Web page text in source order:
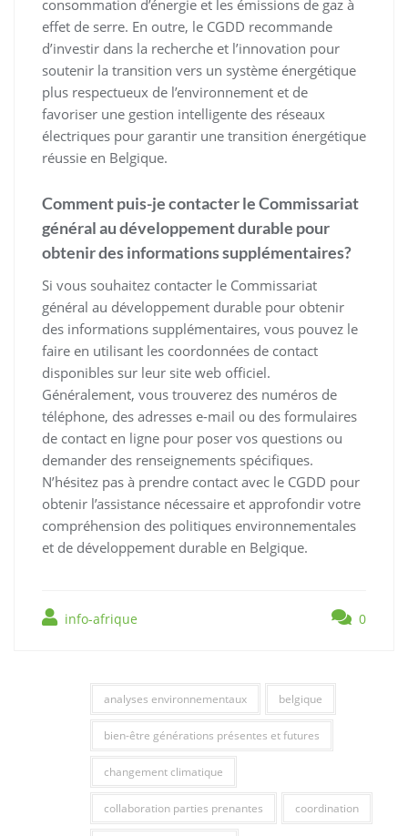
consommation d’énergie et les émissions de gaz à
effet de serre. En outre, le CGDD recommande
d’investir dans la recherche et l’innovation pour
soutenir la transition vers un système énergétique
plus respectueux de l’environnement et de
favoriser une gestion intelligente des réseaux
électriques pour garantir une transition énergétique
réussie en Belgique.
Comment puis-je contacter le Commissariat
général au développement durable pour
obtenir des informations supplémentaires?
Si vous souhaitez contacter le Commissariat
général au développement durable pour obtenir
des informations supplémentaires, vous pouvez le
faire en utilisant les coordonnées de contact
disponibles sur leur site web officiel.
Généralement, vous trouverez des numéros de
téléphone, des adresses e-mail ou des formulaires
de contact en ligne pour poser vos questions ou
demander des renseignements spécifiques.
N’hésitez pas à prendre contact avec le CGDD pour
obtenir l’assistance nécessaire et approfondir votre
compréhension des politiques environnementales
et de développement durable en Belgique.
info-afrique 0
analyses environnementaux belgique
bien-être générations présentes et futures
changement climatique
collaboration parties prenantes coordination